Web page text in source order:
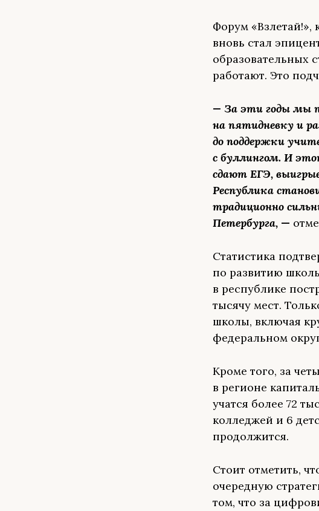
Форум
вновь стал
образовательных
работают. Это
— За эти годы мы
на пятидневку и
до поддержки
с буллингом. И
сдают ЕГЭ,
Республика
традиционно
Петербурга, —
Статистика
по развитию
в республике
тысячу мест.
школы, включая
федеральном
Кроме того, за
в регионе
учатся более 72
колледжей и 6
продолжится.
Стоит отметить,
очередную
том, что за